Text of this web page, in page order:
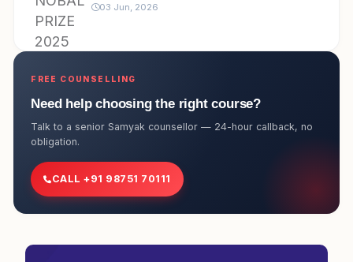
03 Jun, 2026
FREE COUNSELLING
Need help choosing the right course?
Talk to a senior Samyak counsellor — 24-hour callback, no
obligation.
CALL +91 98751 70111